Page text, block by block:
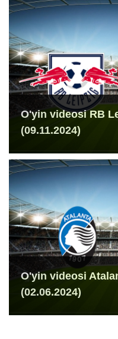
O'yin videosi RB
(09.11.2024)
O'yin videosi
(02.06.2024)